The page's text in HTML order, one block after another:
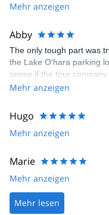
Mehr anzeigen
Abby
The only tough part was
the Lake O'hara parking
sense if the tour
that's possible?
Mehr anzeigen
Hugo
Mehr anzeigen
Marie
Mehr anzeigen
Mehr lesen